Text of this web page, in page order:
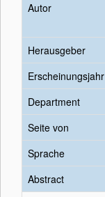
Autor
Herausgeber
Erscheinungsjahr
Department
Seite von
Sprache
Abstract